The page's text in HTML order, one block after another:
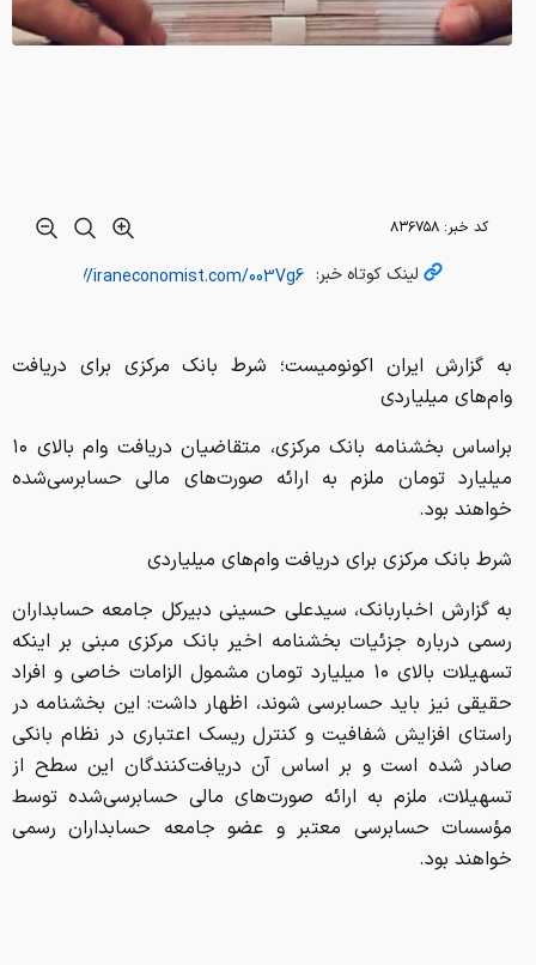
کد خبر:۸۳۶۷۵۸
میلیارد تومان ملزم به ارائه صورت‌های مالی حسابرسی‌شده
شرط بانک مرکزی برای دریافت وام‌های میلیاردی
به گزارش اخباربانک، سیدعلی حسینی دبیرکل جامعه حسابداران
رسمی درباره جزئیات بخشنامه اخیر بانک مرکزی مبنی بر اینکه
تسهیلات بالای ۱۰ میلیارد تومان مشمول الزامات خاصی و افراد
حقیقی نیز باید حسابرسی شوند، اظهار داشت: این بخشنامه در
صادر شده است و بر اساس آن دریافت‌کنندگان این سطح از
تسهیلات، ملزم به ارائه صورت‌های مالی حسابرسی‌شده توسط
مؤسسات حسابرسی معتبر و عضو جامعه حسابداران رسمی
خواهند بود.
دبیرکل جامعه حسابداران رسمی افزود: تأکید بر حسابرسی افراد
حقیقی به این معناست که اشخاصی که در قالب فعالیت‌های
اقتصادی بزرگ اقدام به دریافت تسهیلات می‌کنند، باید همانند